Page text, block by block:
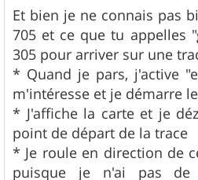
s
s
a
g
e
Et bien je ne connais pas
705 et ce que tu appelles
305 pour arriver sur une
* Quand je pars, j'active
m'intéresse et je démarre
* J'affiche la carte et je
point de départ de la trace
* Je roule en direction de
puisque je n'ai pas de